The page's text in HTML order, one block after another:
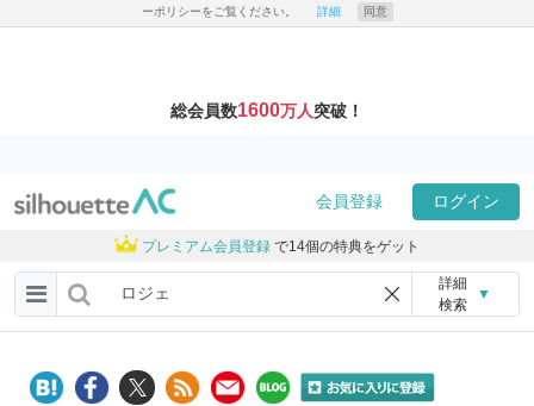
ーポリシーをご覧ください。 詳細 同意
総会員数1600万人突破！
会員登録 ログイン
プレミアム会員登録 で14個の特典をゲット
詳細
検索
▼